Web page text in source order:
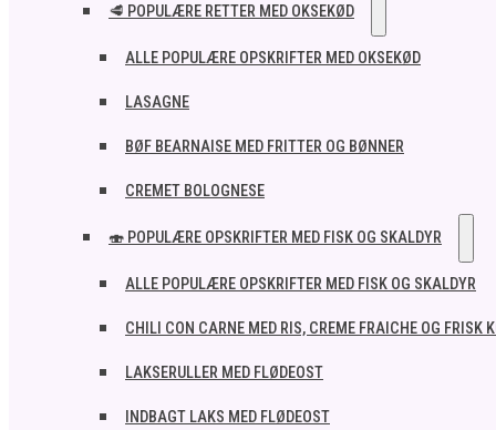
🥩 POPULÆRE RETTER MED OKSEKØD
ALLE POPULÆRE OPSKRIFTER MED OKSEKØD
LASAGNE
BØF BEARNAISE MED FRITTER OG BØNNER
CREMET BOLOGNESE
🍣 POPULÆRE OPSKRIFTER MED FISK OG SKALDYR
ALLE POPULÆRE OPSKRIFTER MED FISK OG SKALDYR
CHILI CON CARNE MED RIS, CREME FRAICHE OG FRISK
LAKSERULLER MED FLØDEOST
INDBAGT LAKS MED FLØDEOST